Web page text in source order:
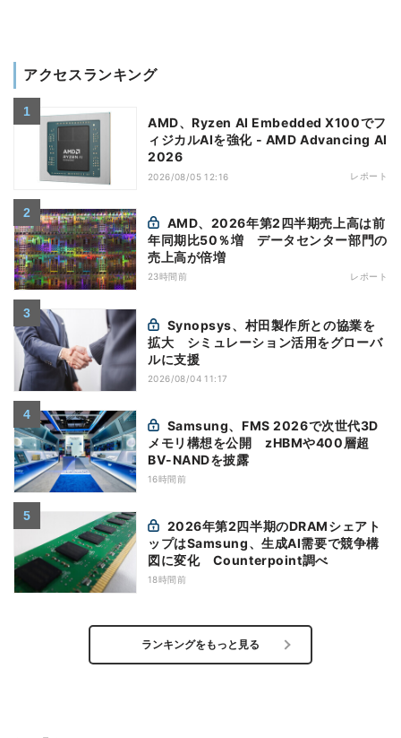
アクセスランキング
AMD、Ryzen AI Embedded X100でフ
ィジカルAIを強化 - AMD Advancing AI
2026
2026/08/05 12:16 レポート
年同期比50％増 データセンター部門の
売上高が倍増
23時間前 レポート
拡大 シミュレーション活用をグローバ
ルに支援
2026/08/04 11:17
メモリ構想を公開 zHBMや400層超
BV-NANDを披露
16時間前
ップはSamsung、生成AI需要で競争構
図に変化 Counterpoint調べ
18時間前
ランキングをもっと見る